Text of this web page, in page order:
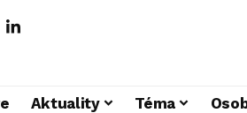
Aktuality Téma